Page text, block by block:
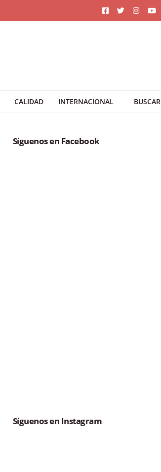
CALIDAD INTERNACIONAL BUSCAR
Síguenos en Facebook
Síguenos en Instagram